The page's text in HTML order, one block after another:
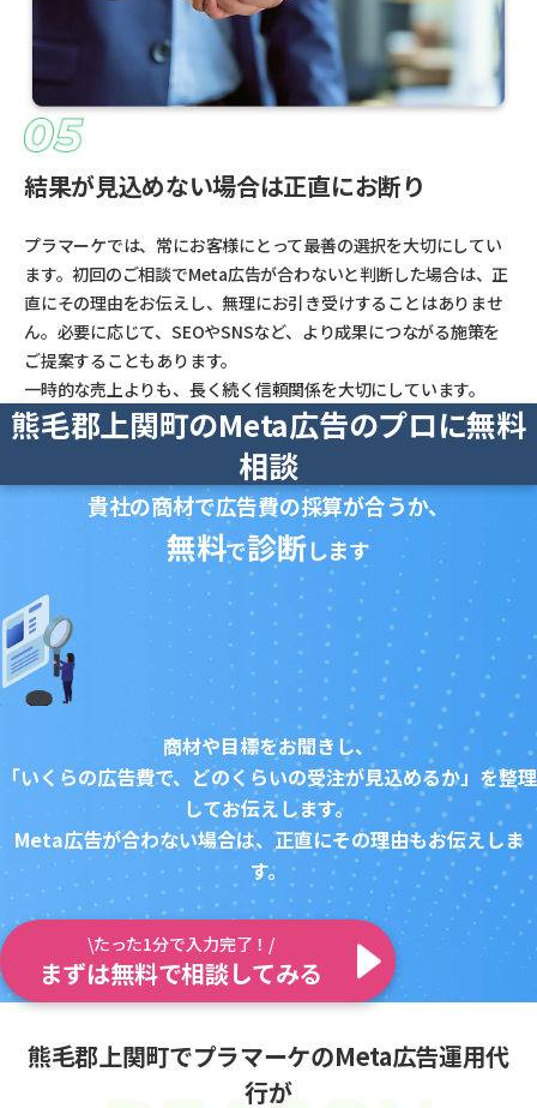
結果が見込めない場合は正直にお断り
プラマーケでは、常にお客様にとって最善の選択を大切にしてい
ます。初回のご相談でMeta広告が合わないと判断した場合は、正
直にその理由をお伝えし、無理にお引き受けすることはありませ
ん。必要に応じて、SEOやSNSなど、より成果につながる施策を
ご提案することもあります。
一時的な売上よりも、長く続く信頼関係を大切にしています。
熊毛郡上関町のMeta広告のプロに無料
相談
貴社の商材で広告費の採算が合うか、
無料で診断します
商材や目標をお聞きし、
「いくらの広告費で、どのくらいの受注が見込めるか」を整理
してお伝えします。
Meta広告が合わない場合は、正直にその理由もお伝えしま
す。
\たった1分で入力完了！/
まずは無料で相談してみる
熊毛郡上関町でプラマーケのMeta広告運用代
行が